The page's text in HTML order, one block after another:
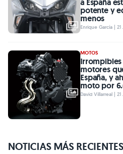
a España
potente y
menos
Enrique García | 21
MOTOS
motores
España, y
moto por
David Villarreal | 21
NOTICIAS MÁS RECIENTES